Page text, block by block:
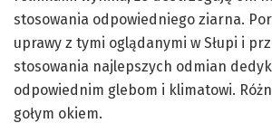
stosowania odpowiedniego ziarna.
uprawy z tymi oglądanymi w Słupi i
stosowania najlepszych odmian
odpowiednim glebom i klimatowi.
gołym okiem.